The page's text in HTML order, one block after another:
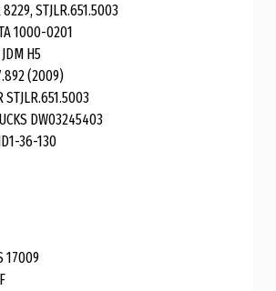
8229, STJLR.651.5003
1000-0201
H5
(2009)
STJLR.651.5003
DW03245403
36-130
17009